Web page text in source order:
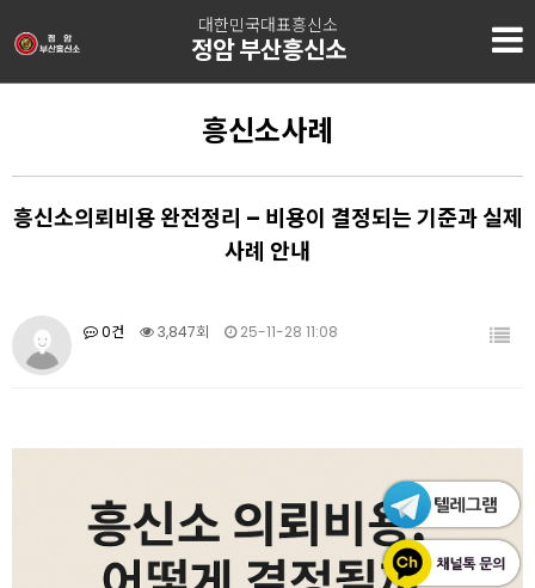
대한민국대표흥신소
정암 부산흥신소
흥신소사례
흥신소의뢰비용 완전정리 – 비용이 결정되는 기준과 실제
사례 안내
0건 3,847회 25-11-28 11:08